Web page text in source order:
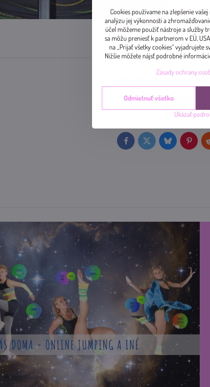
Diskusia
Zatiaľ nie sú žiadne
FacebookTwitterBluesky
Cookies používame na zlepšenie
analýzu jej výkonnosti a
účel môžeme použiť nástroje a služby
sa môžu preniesť k partnerom v EÚ,
na „Prijať všetky cookies“ vyjadrujete
Nižšie môžete nájsť podrobné
Zásady ochrany
Ukázať
Odmietnuť všetko